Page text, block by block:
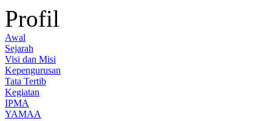
Profil
Awal
Sejarah
Visi dan Misi
Kepengurusan
Tata Tertib
Kegiatan
IPMA
YAMAA